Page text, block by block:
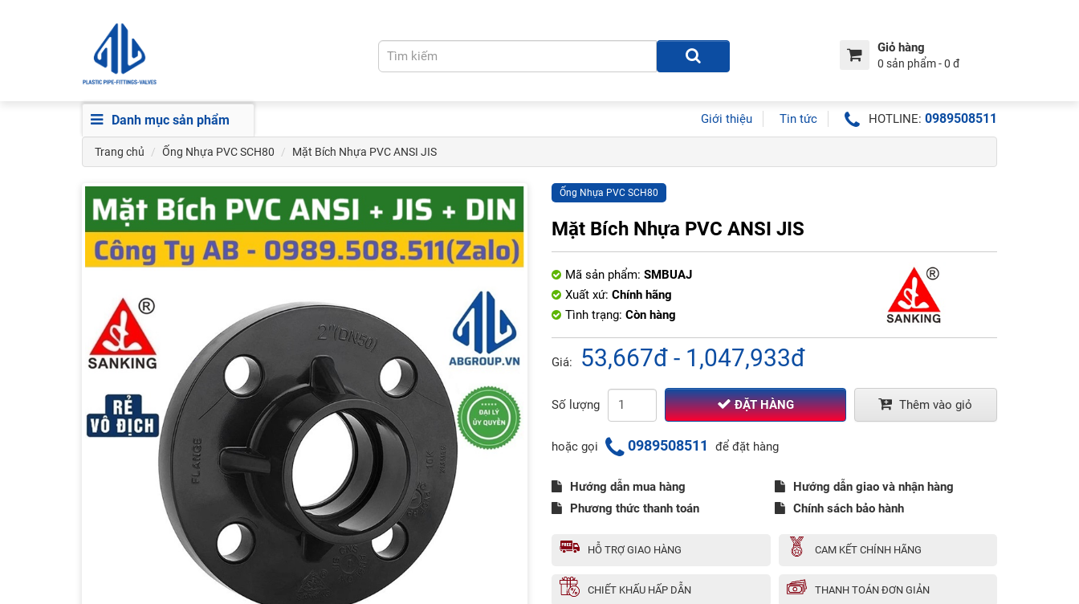
Giỏ hàng
0 sản phẩm - 0 đ
Danh mục sản phẩm Giới thiệu Tin tức HOTLINE: 0989508511
Trang chủ Ống Nhựa PVC SCH80 Mặt Bích Nhựa PVC ANSI JIS
Ống Nhựa PVC SCH80
Mặt Bích Nhựa PVC ANSI JIS
Mã sản phẩm: SMBUAJ
Xuất xứ: Chính hãng
Tình trạng: Còn hàng
Giá: 53,667đ - 1,047,933đ
Số lượng ĐẶT HÀNG Thêm vào giỏ
hoặc gọi 0989508511 để đặt hàng
Hướng dẫn mua hàng
Hướng dẫn giao và nhận hàng
Phương thức thanh toán
Chính sách bảo hành
HỖ TRỢ GIAO HÀNG CAM KẾT CHÍNH HÃNG
CHIẾT KHẤU HẤP DẪN THANH TOÁN ĐƠN GIẢN